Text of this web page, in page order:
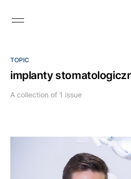
TOPIC
implanty
A collection of 1 issue